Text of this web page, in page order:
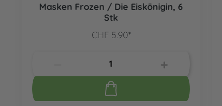
Masken Frozen / Die Eiskönigin, 6
Stk
CHF 5.90*